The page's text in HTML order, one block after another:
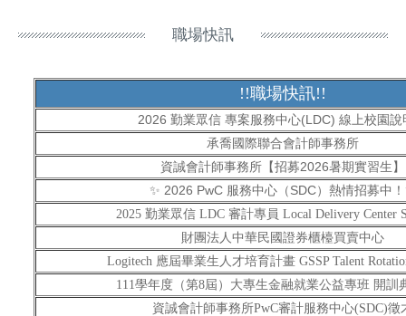
職場快訊
!!職場快訊!!
2026 勤業眾信 專案服務中心(LDC) 線上校園說
承喬國際聯合會計師事務所
資誠會計師事務所【招募2026暑期實習生】
✨ 2026 PwC 服務中心（SDC）熱情招募中！
2025 勤業眾信 LDC 審計專員 Local Delivery Center
財團法人中華民國證券櫃檯買賣中心
Logitech 應屆畢業生人才培育計畫 GSSP Talent
111學年度（第8屆）大專生金融就業公益專班 開訓
資誠會計師事務所PwC審計服務中心(SDC)徵